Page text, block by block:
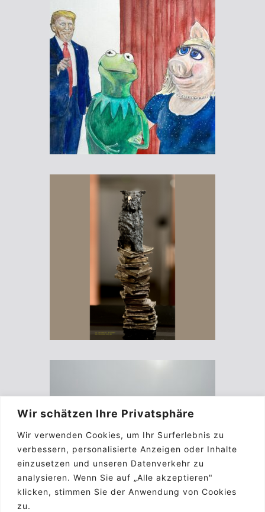
Wir schätzen Ihre Privatsphäre
Wir verwenden Cookies, um Ihr Surferlebnis zu
verbessern, personalisierte Anzeigen oder Inhalte
einzusetzen und unseren Datenverkehr zu
analysieren. Wenn Sie auf „Alle akzeptieren"
klicken, stimmen Sie der Anwendung von Cookies
zu.